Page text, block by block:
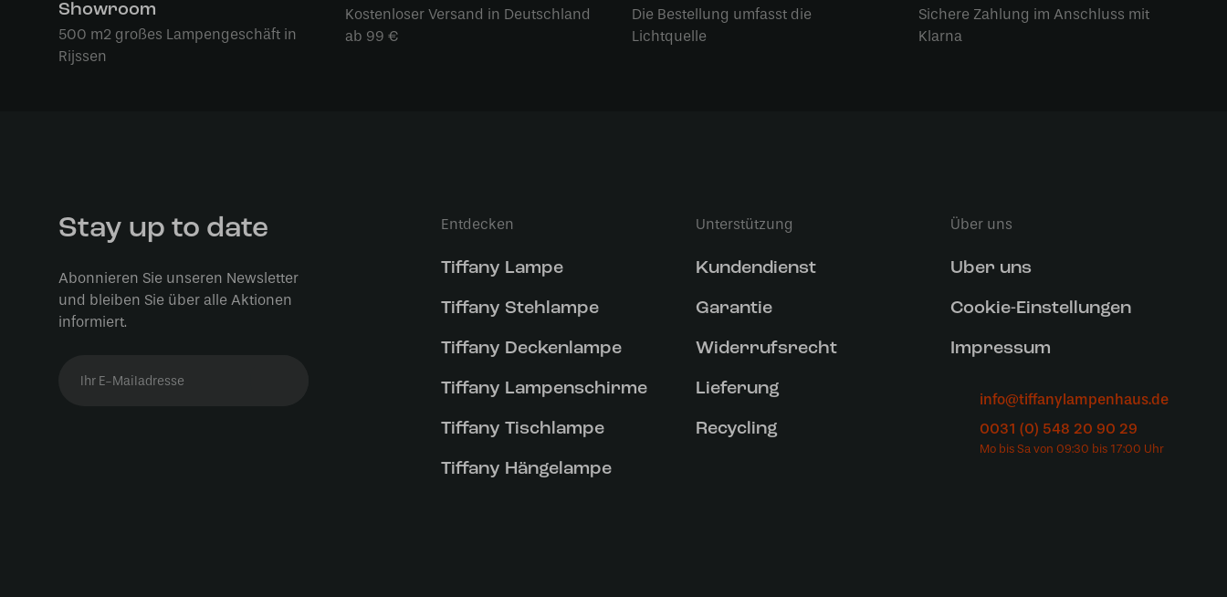
Showroom
500 m2 großes Lampengeschäft in
Rijssen
Kostenloser Versand in Deutschland
ab 99 €
Die Bestellung umfasst die
Lichtquelle
Sichere Zahlung im Anschluss mit
Klarna
Stay up to date
Abonnieren Sie unseren Newsletter
und bleiben Sie über alle Aktionen
informiert.
Entdecken
Tiffany Lampe
Tiffany Stehlampe
Tiffany Deckenlampe
Tiffany Lampenschirme
Tiffany Tischlampe
Tiffany Hängelampe
Unterstützung
Kundendienst
Garantie
Widerrufsrecht
Lieferung
Recycling
Über uns
Uber uns
Cookie-Einstellungen
Impressum
info@tiffanylampenhaus.de
0031 (0) 548 20 90 29